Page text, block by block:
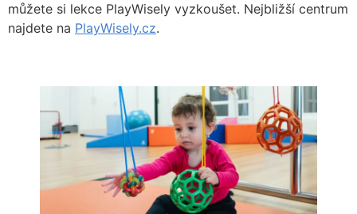
můžete si lekce PlayWisely vyzkoušet. Nejbližší centrum
najdete na PlayWisely.cz.